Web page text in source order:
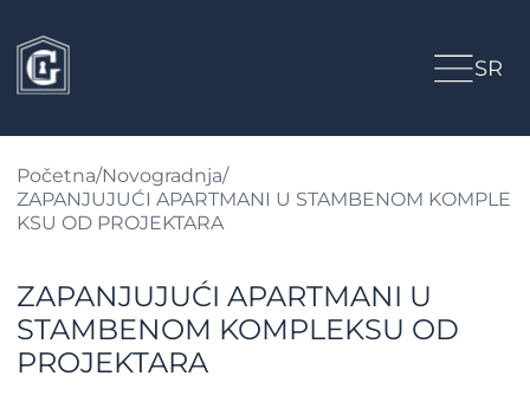
SR
Početna/Novogradnja/
ZAPANJUJUĆI APARTMANI U STAMBENOM KOMPLE
KSU OD PROJEKTARA
ZAPANJUJUĆI APARTMANI U
STAMBENOM KOMPLEKSU OD
PROJEKTARA